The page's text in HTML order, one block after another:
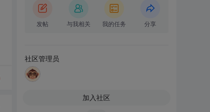
发帖 与我相关 我的任务 分享
社区管理员
加入社区